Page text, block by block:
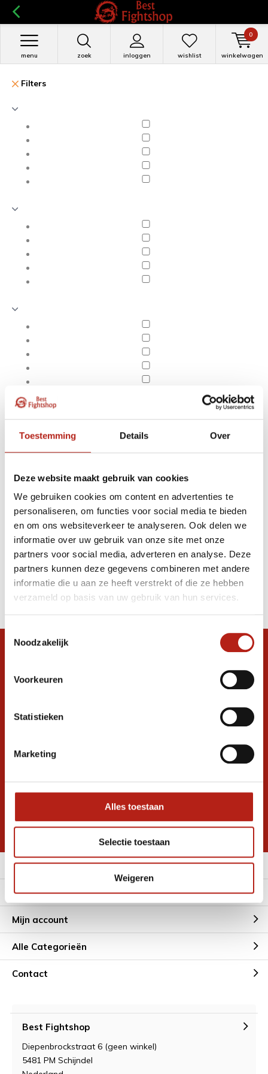
Toestemming Details Over
Deze website maakt gebruik van cookies
We gebruiken cookies om content en advertenties te
personaliseren, om functies voor social media te bieden
en om ons websiteverkeer te analyseren. Ook delen we
informatie over uw gebruik van onze site met onze
partners voor social media, adverteren en analyse. Deze
partners kunnen deze gegevens combineren met andere
informatie die u aan ze heeft verstrekt of die ze hebben
verzameld op basis van uw gebruik van hun services.
Toestemmingsselectie
Noodzakelijk
Voorkeuren
Statistieken
Marketing
Alles toestaan
Selectie toestaan
Weigeren
zoek inloggen
menu wishlist winkelwagen
0
Filters
Apply filters
Producten getagd met
Bokshandschoenen
Legend EcoFIT Wit
Producten
Filter
Stel je vraag in de chat, en we helpen je
graag verder. 24/7
Volg ons
promoties
* Lees hier de wettelijke beperkingen
Meer informatie
Klantenservice
Mijn account
Alle Categorieën
Contact
Best Fightshop
Diepenbrockstraat 6 (geen winkel)
5481 PM Schijndel